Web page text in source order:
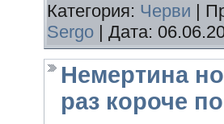
Категория: Черви |
Sergo | Дата:
Немертина
раз короче